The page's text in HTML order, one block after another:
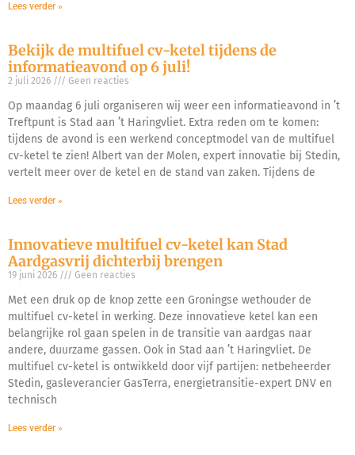
Lees verder »
Bekijk de multifuel cv-ketel tijdens de
informatieavond op 6 juli!
2 juli 2026 Geen reacties
Op maandag 6 juli organiseren wij weer een informatieavond in ’t
Treftpunt is Stad aan ’t Haringvliet. Extra reden om te komen:
tijdens de avond is een werkend conceptmodel van de multifuel
cv-ketel te zien! Albert van der Molen, expert innovatie bij Stedin,
vertelt meer over de ketel en de stand van zaken. Tijdens de
Lees verder »
Innovatieve multifuel cv-ketel kan Stad
Aardgasvrij dichterbij brengen
19 juni 2026 Geen reacties
Met een druk op de knop zette een Groningse wethouder de
multifuel cv-ketel in werking. Deze innovatieve ketel kan een
belangrijke rol gaan spelen in de transitie van aardgas naar
andere, duurzame gassen. Ook in Stad aan ’t Haringvliet. De
multifuel cv-ketel is ontwikkeld door vijf partijen: netbeheerder
Stedin, gasleverancier GasTerra, energietransitie-expert DNV en
technisch
Lees verder »